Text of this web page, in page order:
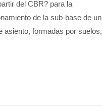
del CBR? para la
de la sub-base de un
asiento, formadas por suelos,